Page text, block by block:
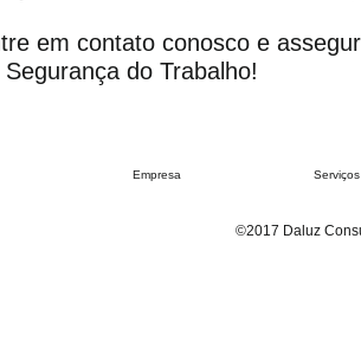
em contato conosco e
Segurança do Trabalho!
Empresa Serviços
©2017 Daluz